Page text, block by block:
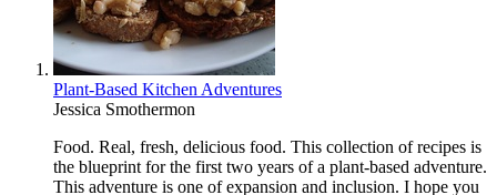
Plant-Based Kitchen Adventures
Jessica Smothermon
Food. Real, fresh, delicious food. This collection of recipes is
the blueprint for the first two years of a plant-based adventure.
This adventure is one of expansion and inclusion. I hope you